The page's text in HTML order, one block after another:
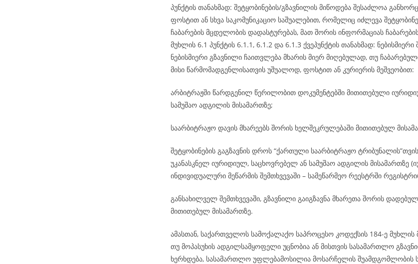
პუნქტის თანახმად: შეტყობინების/გზავნილის მიწოდება შესაძლოა
ფოსტით ან სხვა საკომუნიკაციო საშუალებით, რომელიც იძლევა
ჩაბარების მცდელობის დადასტურებას, მათ შორის ინფორმაციას
მუხლის 6.1 პუნქტის 6.1.1, 6.1.2 და 6.1.3 ქვეპუნქტის თანახმად: ნებისმიერი
ნებისმიერი გზავნილი ჩაითვლება მხარის მიერ მიღებულად, თუ
მისი წარმომადგენლისათვის უშუალოდ, ფოსტით ან კურიერის მეშვეობით:
არბიტრაჟში წარდგენილ წერილობით დოკუმენტებში მითითებული
სამუშაო ადგილის მისამართზე;
საარბიტრაჟო დავის მხარეებს შორის ხელშეკრულებაში მითითებულ
შეტყობინების გაგზავნის დროს “ქართული საარბიტრაჟო
უკანასკნელ იურიდიულ, საცხოვრებელ ან სამუშაო ადგილის მისამართზე
ინდივიდუალური მეწარმის შემთხვევაში – სამეწარმეო რეესტრში
განსახილველ შემთხვევაში, გზავნილი გაიგზავნა მხარეთა შორის
მითითებულ მისამართზე.
ამასთან, საქართველოს სამოქალაქო საპროცესო კოდექსის 184-ე მუხლის
თუ მოპასუხის ადგილსამყოფელი უცნობია ან მისთვის სასამართლო
ხერხდება, სასამართლო უფლებამოსილია მოსარჩელის შუამდგომლობის